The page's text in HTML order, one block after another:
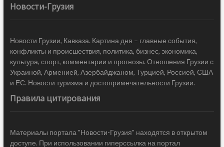
Новости-Грузия
Новости Грузии, Кавказа. Картина дня – главные события,
конфликты и происшествия, политика, бизнес, экономика,
культура, спорт, комментарии и прогнозы. Отношения Грузии с
Украиной, Арменией, Азербайджаном, Турцией, Россией, США
и ЕС. Новости туризма и достопримечательности Грузии.
Правила цитирования
Материалы портала "Новости-Грузия" находятся в открытом
доступе. При использовании гиперссылка на портал